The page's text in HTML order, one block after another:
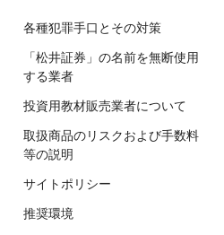
各種犯罪手口とその対策
「松井証券」の名前を無断使用
する業者
投資用教材販売業者について
取扱商品のリスクおよび手数料
等の説明
サイトポリシー
推奨環境